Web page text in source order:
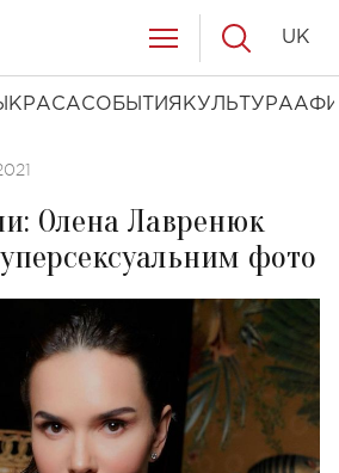
КРАСАСОБЫТИЯ КУЛЬТУРА
UK
Олена Лавренюк
фото